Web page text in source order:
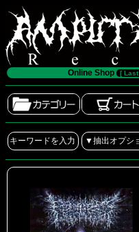
Online Shop [ Last